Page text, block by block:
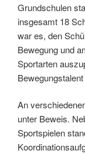
Grundschulen
insgesamt 18
war es, den
Bewegung und
Sportarten
An
unter Beweis.
Sportspielen